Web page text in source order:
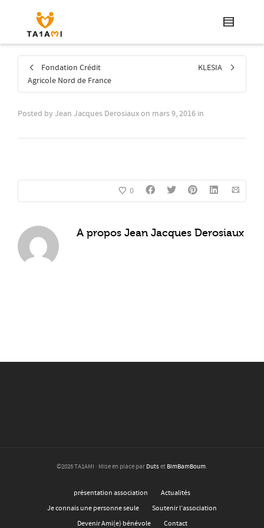
Fondation Crédit
Agricole Nord de France
KLESIA
Posted by Jean Jacques Derosiauxon mars 9, 2016 in
0
A propos Jean Jacques Derosiaux
©2026 TA1AMI · Mise en place par Dutset BimBamBoum.
présentation association
Actualités
Je connais une personne seule
Soutenir l’association
Devenir Ami(e) bénévole
Contact